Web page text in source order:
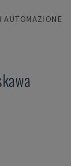
AUTOMAZIONE